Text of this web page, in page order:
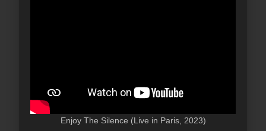
Enjoy The Silence (Live in Paris, 2023)